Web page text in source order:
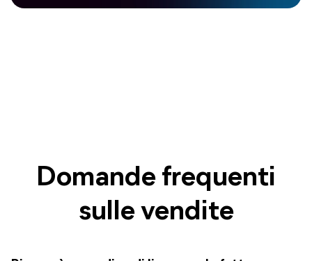
Domande frequenti
sulle vendite